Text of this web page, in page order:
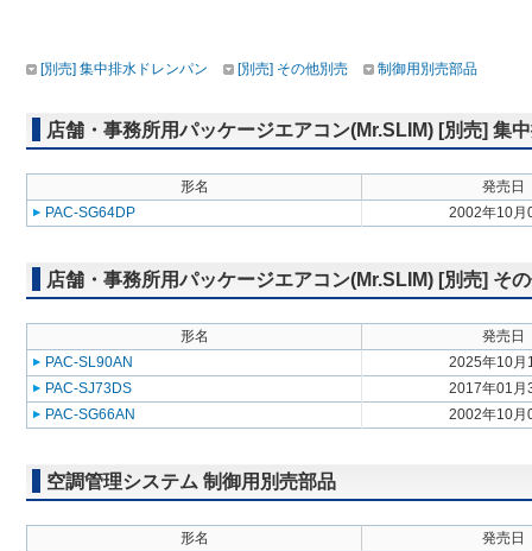
[別売] 集中排水ドレンパン [別売] その他別売 制御用別売部品
店舗・事務所用パッケージエアコン(Mr.SLIM) [別売] 集
形名
発売日
PAC-SG64DP
2002年10月
店舗・事務所用パッケージエアコン(Mr.SLIM) [別売] そ
形名
発売日
PAC-SL90AN
2025年10月
PAC-SJ73DS
2017年01月
PAC-SG66AN
2002年10月
空調管理システム 制御用別売部品
形名
発売日